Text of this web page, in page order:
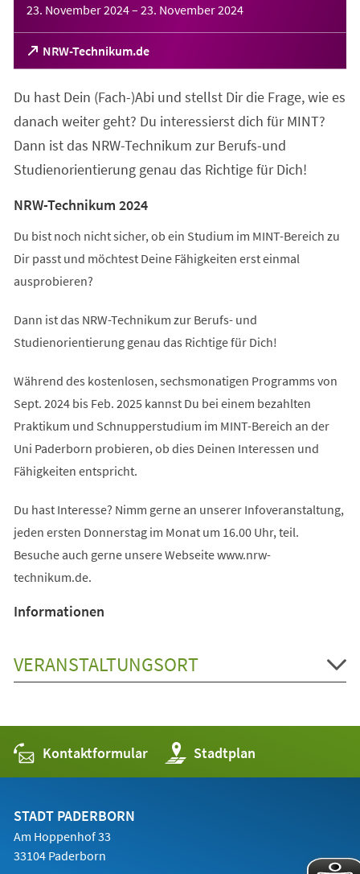
23. November 2024– 23. November 2024
NRW-Technikum.de
(Öffnet
in
neuen
Du hast Dein (Fach-)Abi und stellst Dir die Frage, wie es
danach weiter geht? Du interessierst dich für MINT?
Dann ist das NRW-Technikum zur Berufs-und
Studienorientierung genau das Richtige für Dich!
NRW-Technikum 2024
Du bist noch nicht sicher, ob ein Studium im MINT-Bereich zu
Dir passt und möchtest Deine Fähigkeiten erst einmal
ausprobieren?
Dann ist das NRW-Technikum zur Berufs- und
Studienorientierung genau das Richtige für Dich!
Während des kostenlosen, sechsmonatigen Programms von
Sept. 2024 bis Feb. 2025 kannst Du bei einem bezahlten
Praktikum und Schnupperstudium im MINT-Bereich an der
Uni Paderborn probieren, ob dies Deinen Interessen und
Fähigkeiten entspricht.
Du hast Interesse? Nimm gerne an unserer Infoveranstaltung,
jeden ersten Donnerstag im Monat um 16.00 Uhr, teil.
Besuche auch gerne unsere Webseite www.nrw-
technikum.de.
Informationen
VERANSTALTUNGSORT
Kontaktformular Stadtplan
(Öffnet
in
einem
STADT PADERBORN
Am Hoppenhof 33
33104 Paderborn